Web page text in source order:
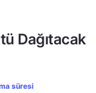
Dağıtacak
süresi